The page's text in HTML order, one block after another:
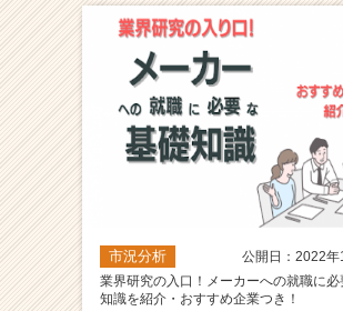
市況分析
公開日：2022年
業界研究の入口！メーカーへの就職に必
知識を紹介・おすすめ企業つき！